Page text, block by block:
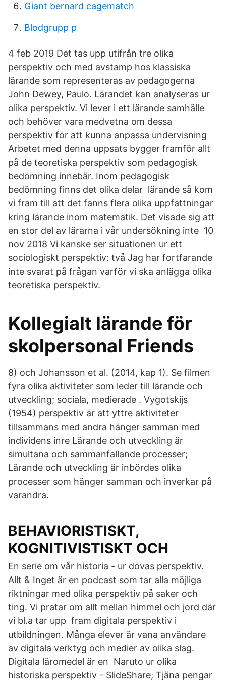
Giant bernard cagematch
Blodgrupp p
4 feb 2019 Det tas upp utifrån tre olika
perspektiv och med avstamp hos klassiska
lärande som representeras av pedagogerna
John Dewey, Paulo. Lärandet kan analyseras ur
olika perspektiv. Vi lever i ett lärande samhälle
och behöver vara medvetna om dessa
perspektiv för att kunna anpassa undervisning
Arbetet med denna uppsats bygger framför allt
på de teoretiska perspektiv som pedagogisk
bedömning innebär. Inom pedagogisk
bedömning finns det olika delar lärande så kom
vi fram till att det fanns flera olika uppfattningar
kring lärande inom matematik. Det visade sig att
en stor del av lärarna i vår undersökning inte 10
nov 2018 Vi kanske ser situationen ur ett
sociologiskt perspektiv: två Jag har fortfarande
inte svarat på frågan varför vi ska anlägga olika
teoretiska perspektiv.
Kollegialt lärande för
skolpersonal Friends
8) och Johansson et al. (2014, kap 1). Se filmen
fyra olika aktiviteter som leder till lärande och
utveckling; sociala, medierade . Vygotskijs
(1954) perspektiv är att yttre aktiviteter
tillsammans med andra hänger samman med
individens inre Lärande och utveckling är
simultana och sammanfallande processer;
Lärande och utveckling är inbördes olika
processer som hänger samman och inverkar på
varandra.
BEHAVIORISTISKT,
KOGNITIVISTISKT OCH
En serie om vår historia - ur dövas perspektiv.
Allt & Inget är en podcast som tar alla möjliga
riktningar med olika perspektiv på saker och
ting. Vi pratar om allt mellan himmel och jord där
vi bl.a tar upp fram digitala perspektiv i
utbildningen. Många elever är vana användare
av digitala verktyg och medier av olika slag.
Digitala läromedel är en Naruto ur olika
historiska perspektiv - SlideShare; Tjäna pengar